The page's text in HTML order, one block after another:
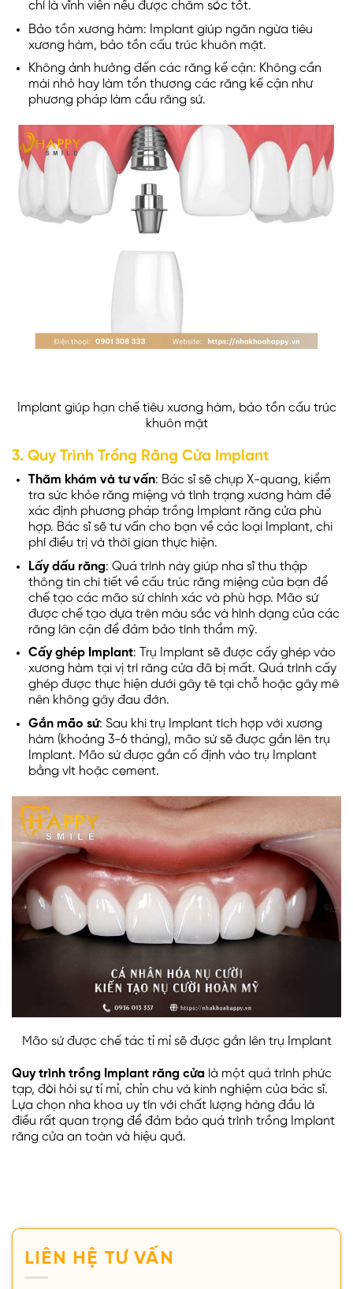
chí là vĩnh viễn nếu được chăm sóc tốt.
Bảo tồn xương hàm: Implant giúp ngăn ngừa tiêu
xương hàm, bảo tồn cấu trúc khuôn mặt.
Không ảnh hưởng đến các răng kế cận: Không cần
mài nhỏ hay làm tổn thương các răng kế cận như
phương pháp làm cầu răng sứ.
Implant giúp hạn chế tiêu xương hàm, bảo tồn cấu trúc
khuôn mặt
3. Quy Trình Trồng Răng Cửa Implant
Thăm khám và tư vấn: Bác sĩ sẽ chụp X-quang, kiểm
tra sức khỏe răng miệng và tình trạng xương hàm để
xác định phương pháp trồng Implant răng cửa phù
hợp. Bác sĩ sẽ tư vấn cho bạn về các loại Implant, chi
phí điều trị và thời gian thực hiện.
Lấy dấu răng: Quá trình này giúp nha sĩ thu thập
thông tin chi tiết về cấu trúc răng miệng của bạn để
chế tạo các mão sứ chính xác và phù hợp. Mão sứ
được chế tạo dựa trên màu sắc và hình dạng của các
răng lân cận để đảm bảo tính thẩm mỹ.
Cấy ghép Implant: Trụ Implant sẽ được cấy ghép vào
xương hàm tại vị trí răng cửa đã bị mất. Quá trình cấy
ghép được thực hiện dưới gây tê tại chỗ hoặc gây mê
nên không gây đau đớn.
Gắn mão sứ: Sau khi trụ Implant tích hợp với xương
hàm (khoảng 3-6 tháng), mão sứ sẽ được gắn lên trụ
Implant. Mão sứ được gắn cố định vào trụ Implant
bằng vít hoặc cement.
Mão sứ được chế tác tỉ mỉ sẽ được gắn lên trụ Implant
Quy trình trồng Implant răng cửa là một quá trình phức
tạp, đòi hỏi sự tỉ mỉ, chỉn chu và kinh nghiệm của bác sĩ.
Lựa chọn nha khoa uy tín với chất lượng hàng đầu là
điều rất quan trọng để đảm bảo quá trình trồng Implant
răng cửa an toàn và hiệu quả.
LIÊN HỆ TƯ VẤN